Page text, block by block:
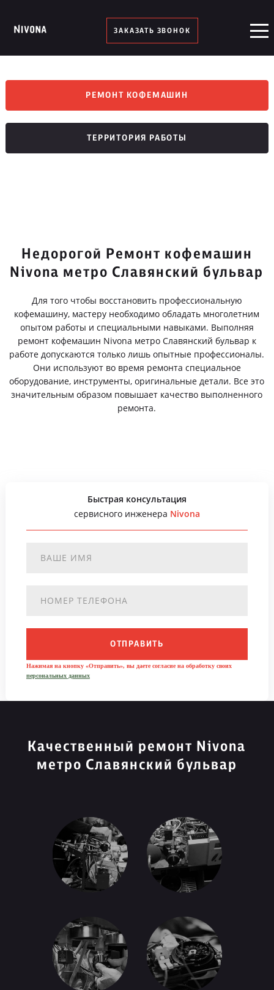
ЗАКАЗАТЬ ЗВОНОК
РЕМОНТ КОФЕМАШИН
ТЕРРИТОРИЯ РАБОТЫ
Недорогой Ремонт кофемашин
Nivona метро Славянский бульвар
Для того чтобы восстановить профессиональную
кофемашину, мастеру необходимо обладать многолетним
опытом работы и специальными навыками. Выполняя
ремонт кофемашин Nivona метро Славянский бульвар к
работе допускаются только лишь опытные профессионалы.
Они используют во время ремонта специальное
оборудование, инструменты, оригинальные детали. Все это
значительным образом повышает качество выполненного
ремонта.
Быстрая консультация
сервисного инженера Nivona
ОТПРАВИТЬ
Нажимая на кнопку «Отправить», вы даете согласие на обработку своих
персональных данных
Качественный ремонт Nivona
метро Славянский бульвар